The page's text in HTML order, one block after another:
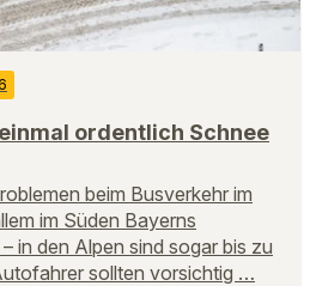
ordentlich Schnee
beim Busverkehr im
im Süden Bayerns
in den Alpen sind sogar bis zu
sollten vorsichtig …